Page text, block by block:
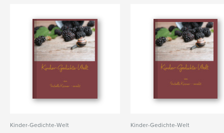
Kinder-Gedichte-Welt Kinder-Gedichte-Welt